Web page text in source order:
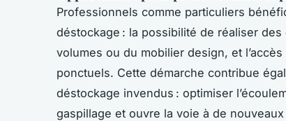
Professionnels comme particuliers
déstockage : la possibilité de réaliser
volumes ou du mobilier design, et
ponctuels. Cette démarche contribue
déstockage invendus : optimiser
gaspillage et ouvre la voie à de